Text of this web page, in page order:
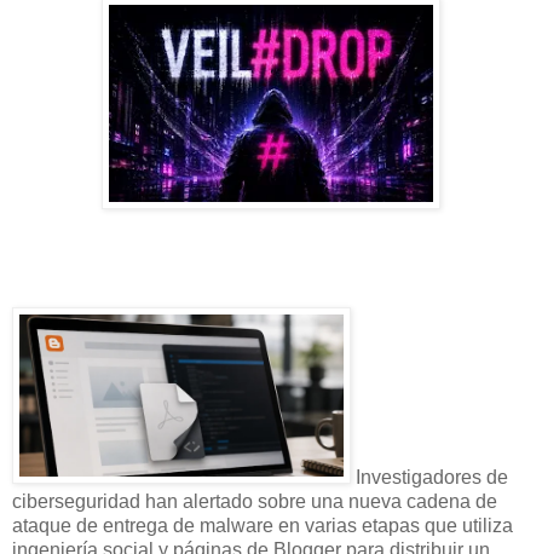
Investigadores de
ciberseguridad han alertado sobre una nueva cadena de
ataque de entrega de malware en varias etapas que utiliza
ingeniería social y páginas de Blogger para distribuir un